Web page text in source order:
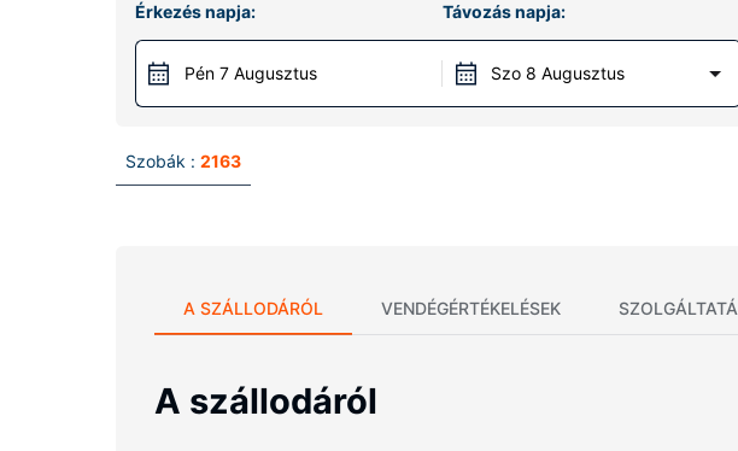
Érkezés napja:
Pén 7 Augusztus
Távozás napja:
Szo 8 Augusztus
Szobák : 2163
A SZÁLLODÁRÓL VENDÉGÉRTÉKELÉSEK
A szállodáról